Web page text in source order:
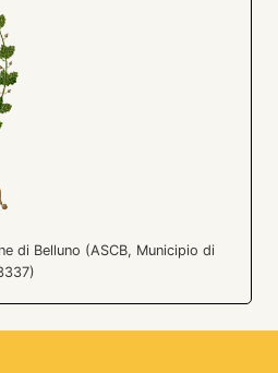
di Belluno (ASCB, Municipio di